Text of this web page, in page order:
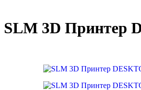
SLM 3D Принтер